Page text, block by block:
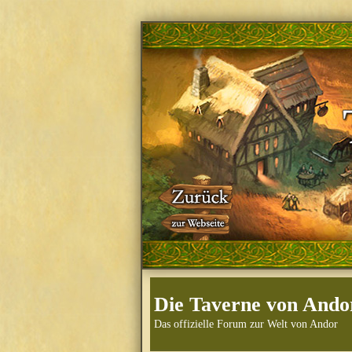
Die Taverne von
Das offizielle Forum zur Welt von Andor